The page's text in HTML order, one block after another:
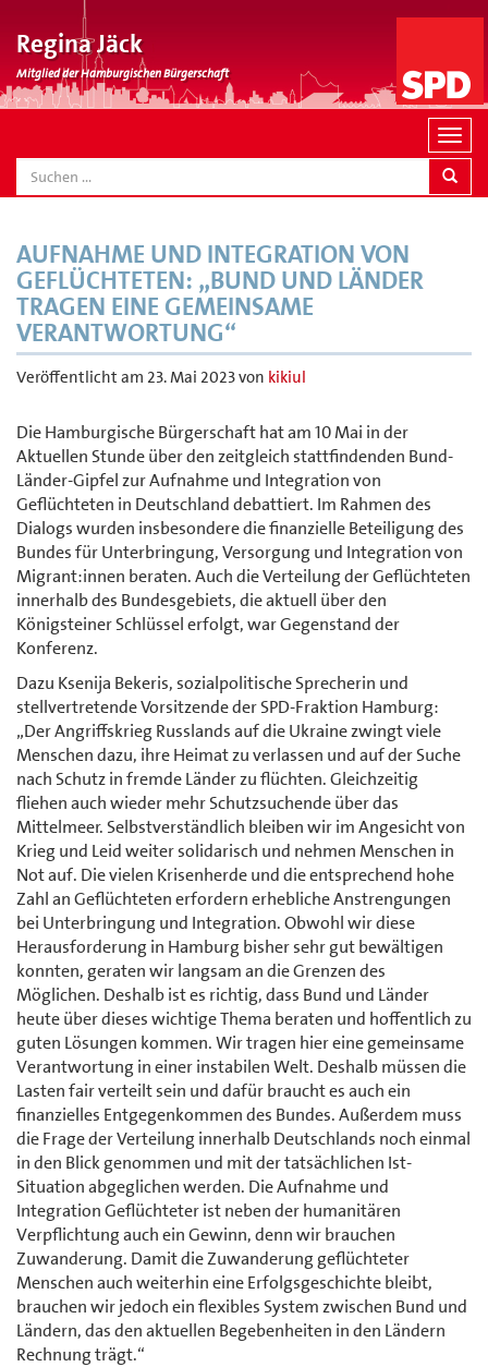
Regina Jäck
Mitglied der Hamburgischen Bürgerschaft
N
a
v
SEARCH
AUFNAHME UND INTEGRATION VON
GEFLÜCHTETEN: „BUND UND LÄNDER
TRAGEN EINE GEMEINSAME
VERANTWORTUNG“
Veröffentlicht am 23. Mai 2023von kikiul
Die Hamburgische Bürgerschaft hat am 10 Mai in der
Aktuellen Stunde über den zeitgleich stattfindenden Bund-
Länder-Gipfel zur Aufnahme und Integration von
Geflüchteten in Deutschland debattiert. Im Rahmen des
Dialogs wurden insbesondere die finanzielle Beteiligung des
Bundes für Unterbringung, Versorgung und Integration von
Migrant:innen beraten. Auch die Verteilung der Geflüchteten
innerhalb des Bundesgebiets, die aktuell über den
Königsteiner Schlüssel erfolgt, war Gegenstand der
Konferenz.
Dazu Ksenija Bekeris, sozialpolitische Sprecherin und
stellvertretende Vorsitzende der SPD-Fraktion Hamburg:
„Der Angriffskrieg Russlands auf die Ukraine zwingt viele
Menschen dazu, ihre Heimat zu verlassen und auf der Suche
nach Schutz in fremde Länder zu flüchten. Gleichzeitig
fliehen auch wieder mehr Schutzsuchende über das
Mittelmeer. Selbstverständlich bleiben wir im Angesicht von
Krieg und Leid weiter solidarisch und nehmen Menschen in
Not auf. Die vielen Krisenherde und die entsprechend hohe
Zahl an Geflüchteten erfordern erhebliche Anstrengungen
bei Unterbringung und Integration. Obwohl wir diese
Herausforderung in Hamburg bisher sehr gut bewältigen
konnten, geraten wir langsam an die Grenzen des
Möglichen. Deshalb ist es richtig, dass Bund und Länder
heute über dieses wichtige Thema beraten und hoffentlich zu
guten Lösungen kommen. Wir tragen hier eine gemeinsame
Verantwortung in einer instabilen Welt. Deshalb müssen die
Lasten fair verteilt sein und dafür braucht es auch ein
finanzielles Entgegenkommen des Bundes. Außerdem muss
die Frage der Verteilung innerhalb Deutschlands noch einmal
in den Blick genommen und mit der tatsächlichen Ist-
Situation abgeglichen werden. Die Aufnahme und
Integration Geflüchteter ist neben der humanitären
Verpflichtung auch ein Gewinn, denn wir brauchen
Zuwanderung. Damit die Zuwanderung geflüchteter
Menschen auch weiterhin eine Erfolgsgeschichte bleibt,
brauchen wir jedoch ein flexibles System zwischen Bund und
Ländern, das den aktuellen Begebenheiten in den Ländern
Rechnung trägt.“